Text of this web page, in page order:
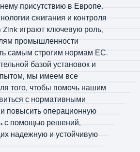
присутствию в Европе,
сжигания и контроля
играют ключевую роль,
промышленности
самым строгим нормам ЕС.
базой установок и
мы имеем все
того, чтобы помочь нашим
с нормативными
повысить операционную
с помощью решений,
надежную и устойчивую